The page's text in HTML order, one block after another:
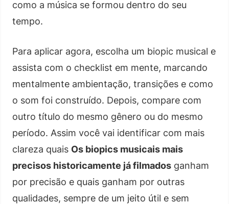
como a música se formou dentro do seu
tempo.
Para aplicar agora, escolha um biopic musical e
assista com o checklist em mente, marcando
mentalmente ambientação, transições e como
o som foi construído. Depois, compare com
outro título do mesmo gênero ou do mesmo
período. Assim você vai identificar com mais
clareza quais Os biopics musicais mais
precisos historicamente já filmados ganham
por precisão e quais ganham por outras
qualidades, sempre de um jeito útil e sem